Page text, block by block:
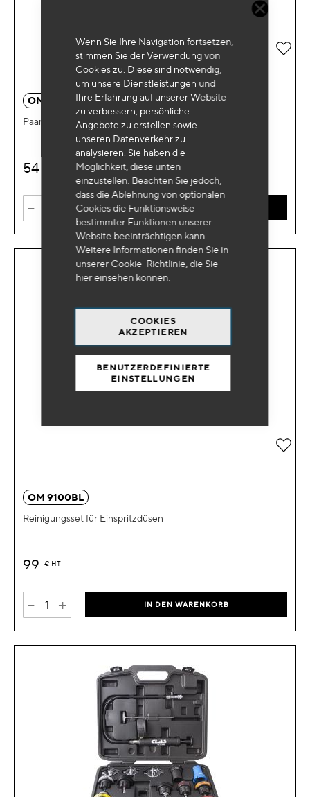
Wenn Sie Ihre Navigation fortsetzen,
stimmen Sie der Verwendung von
Cookies zu. Diese sind notwendig,
um unsere Dienstleistungen und
Ihre Erfahrung auf unserer Website
zu verbessern, persönliche
Angebote zu erstellen sowie
unseren Datenverkehr zu
analysieren. Sie haben die
Möglichkeit, diese unten
einzustellen. Beachten Sie jedoch,
dass die Ablehnung von optionalen
Cookies die Funktionsweise
bestimmter Funktionen unserer
Website beeinträchtigen kann.
Weitere Informationen finden Sie in
unserer Cookie-Richtlinie, die Sie
hiereinsehen können.
COOKIES
AKZEPTIEREN
BENUTZERDEFINIERTE
EINSTELLUNGEN
OM 3630BL
Paar Federkompressoren mit Sicherungsstiften
54
- IN DEN WARENKORB
Zur
OM 9100BL
Reinigungsset für Einspritzdüsen
99 € HT
- + IN DEN WARENKORB
Zur